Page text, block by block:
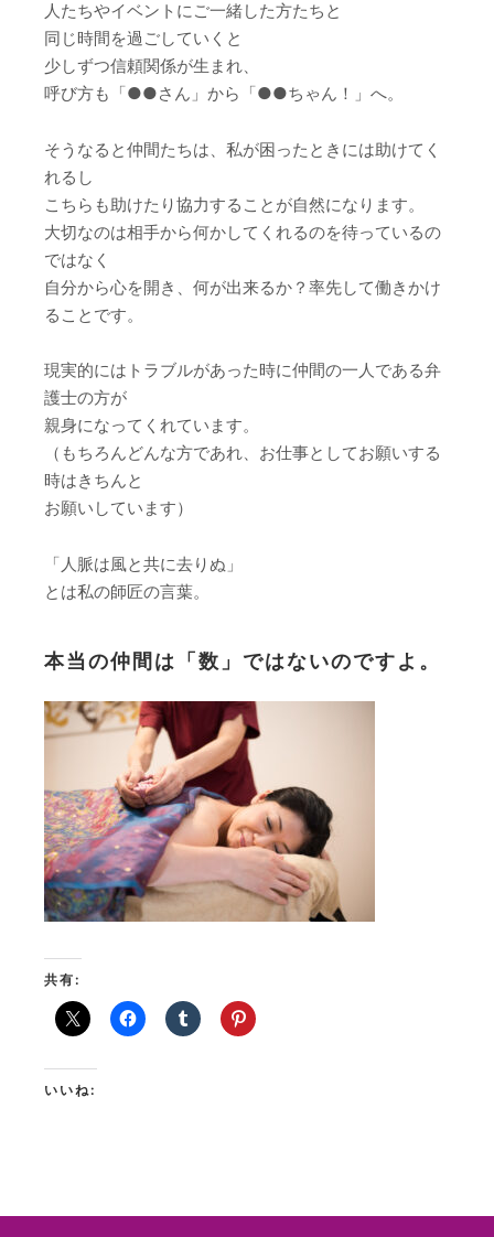
人たちやイベントにご一緒した方たちと
同じ時間を過ごしていくと
少しずつ信頼関係が生まれ、
呼び方も「●●さん」から「●●ちゃん！」へ。
そうなると仲間たちは、私が困ったときには助けてく
れるし
こちらも助けたり協力することが自然になります。
大切なのは相手から何かしてくれるのを待っているの
ではなく
自分から心を開き、何が出来るか？率先して働きかけ
ることです。
現実的にはトラブルがあった時に仲間の一人である弁
護士の方が
親身になってくれています。
（もちろんどんな方であれ、お仕事としてお願いする
時はきちんと
お願いしています）
「人脈は風と共に去りぬ」
とは私の師匠の言葉。
本当の仲間は「数」ではないのですよ。
共有:
いいね: